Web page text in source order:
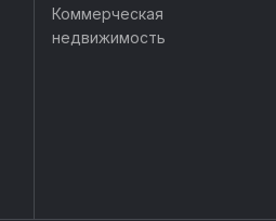
Коммерческая
недвижимость